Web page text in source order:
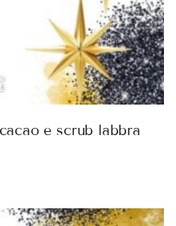
e scrub labbra